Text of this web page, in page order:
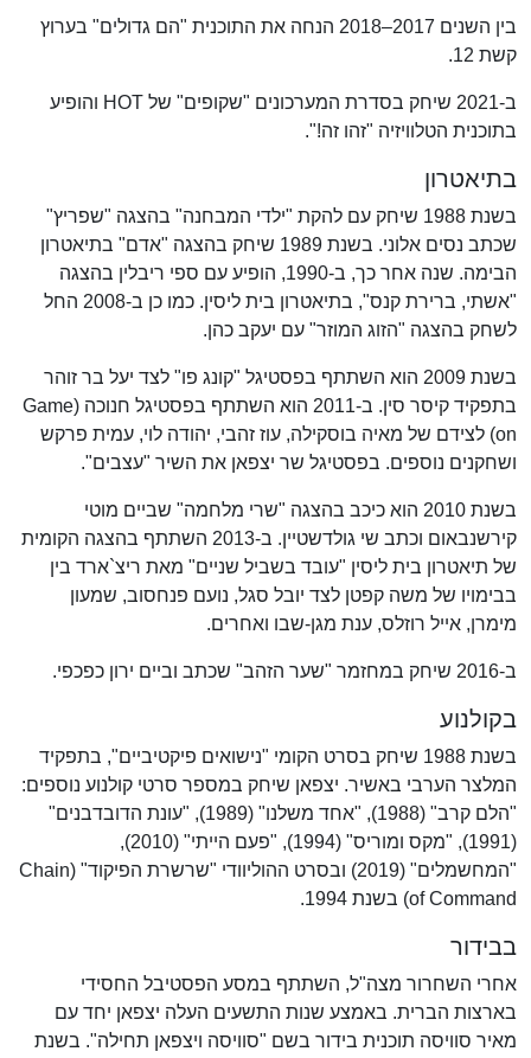
בין השנים 2017–2018 הנחה את התוכנית "הם גדולים" בערוץ
קשת 12.
ב-2021 שיחק בסדרת המערכונים "שקופים" של HOT והופיע
בתוכנית הטלוויזיה "זהו זה!".
בתיאטרון
בשנת 1988 שיחק עם להקת "ילדי המבחנה" בהצגה "שפריץ"
שכתב נסים אלוני. בשנת 1989 שיחק בהצגה "אדם" בתיאטרון
הבימה. שנה אחר כך, ב-1990, הופיע עם ספי ריבלין בהצגה
"אשתי, ברירת קנס", בתיאטרון בית ליסין. כמו כן ב-2008 החל
לשחק בהצגה "הזוג המוזר" עם יעקב כהן.
בשנת 2009 הוא השתתף בפסטיגל "קונג פו" לצד יעל בר זוהר
בתפקיד קיסר סין. ב-2011 הוא השתתף בפסטיגל חנוכה (Game
on) לצידם של מאיה בוסקילה, עוז זהבי, יהודה לוי, עמית פרקש
ושחקנים נוספים. בפסטיגל שר יצפאן את השיר "עצבים".
בשנת 2010 הוא כיכב בהצגה "שרי מלחמה" שביים מוטי
קירשנבאום וכתב שי גולדשטיין. ב-2013 השתתף בהצגה הקומית
של תיאטרון בית ליסין "עובד בשביל שניים" מאת ריצ`ארד בין
בבימויו של משה קפטן לצד יובל סגל, נועם פנחסוב, שמעון
מימרן, אייל רוזלס, ענת מגן-שבו ואחרים.
ב-2016 שיחק במחזמר "שער הזהב" שכתב וביים ירון כפכפי.
בקולנוע
בשנת 1988 שיחק בסרט הקומי "נישואים פיקטיביים", בתפקיד
המלצר הערבי באשיר. יצפאן שיחק במספר סרטי קולנוע נוספים:
"הלם קרב" (1988), "אחד משלנו" (1989), "עונת הדובדבנים"
(1991), "מקס ומוריס" (1994), "פעם הייתי" (2010),
"המחשמלים" (2019) ובסרט ההוליוודי "שרשרת הפיקוד" (Chain
of Command) בשנת 1994.
בבידור
אחרי השחרור מצה"ל, השתתף במסע הפסטיבל החסידי
בארצות הברית. באמצע שנות התשעים העלה יצפאן יחד עם
מאיר סוויסה תוכנית בידור בשם "סוויסה ויצפאן תחילה". בשנת